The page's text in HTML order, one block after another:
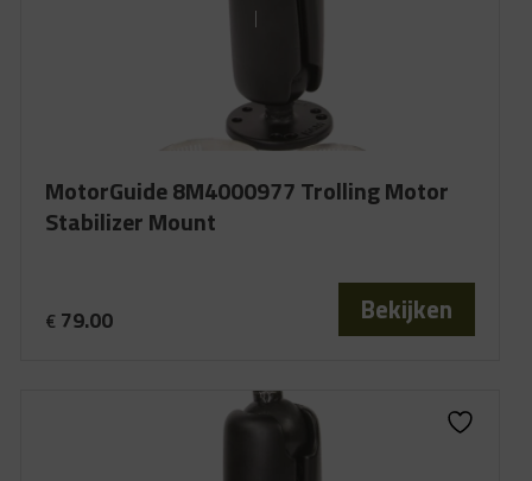
MotorGuide 8M4000977 Trolling Motor
Stabilizer Mount
€ 79.00 Bekijken